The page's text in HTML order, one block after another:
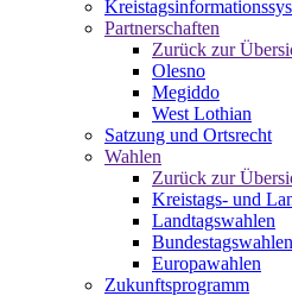
Partnerschaften
Zurück zur
Olesno
Megiddo
West Lothian
Satzung und Ortsrecht
Wahlen
Zurück zur
Kreistags- und
Landtagswahlen
Bundestagswahlen
Europawahlen
Zukunftsprogramm